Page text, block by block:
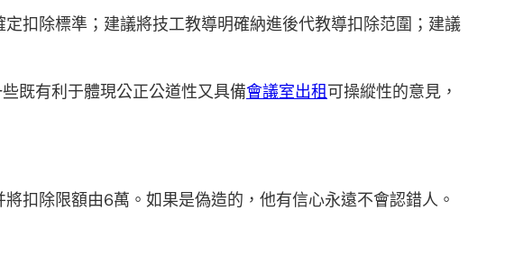
扣除標準；建議將技工教導明確納進後代教導扣除范圍；建議
既有利于體現公正公道性又具備會議室出租可操縱性的意見，
扣除限額由6萬。如果是偽造的，他有信心永遠不會認錯人。